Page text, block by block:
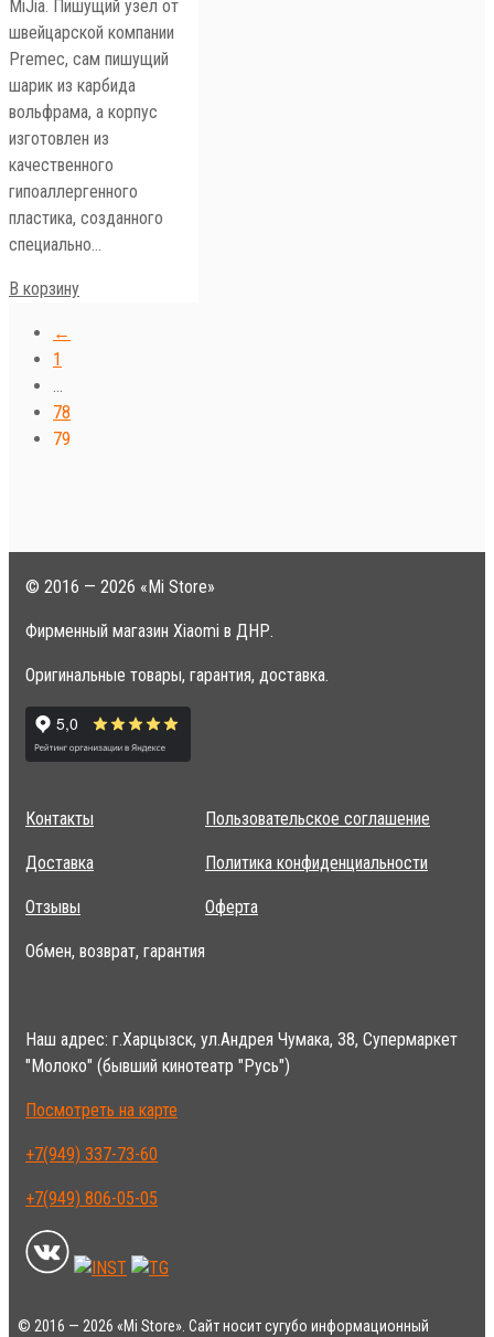
MiJia. Пишущий узел от
швейцарской компании
Premec, сам пишущий
шарик из карбида
вольфрама, а корпус
изготовлен из
качественного
гипоаллергенного
пластика, созданного
специально…
В корзину
←
1
…
78
79
© 2016 — 2026 «Mi Store»
Фирменный магазин Xiaomi в ДНР.
Оригинальные товары, гарантия, доставка.
Контакты
Доставка
Отзывы
Обмен, возврат, гарантия
Пользовательское соглашение
Политика конфиденциальности
Оферта
Наш адрес: г.Харцызск, ул.Андрея Чумака, 38, Супермаркет
"Молоко" (бывший кинотеатр "Русь")
Посмотреть на карте
+7(949) 337-73-60
+7(949) 806-05-05
© 2016 — 2026 «Mi Store». Сайт носит сугубо информационный